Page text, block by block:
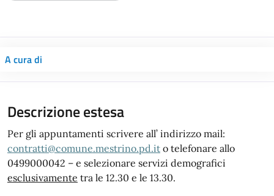
A cura di
Descrizione estesa
Per gli appuntamenti scrivere all’ indirizzo mail:
contratti@comune.mestrino.pd.it o telefonare allo
0499000042 – e selezionare servizi demografici
esclusivamente tra le 12.30 e le 13.30.